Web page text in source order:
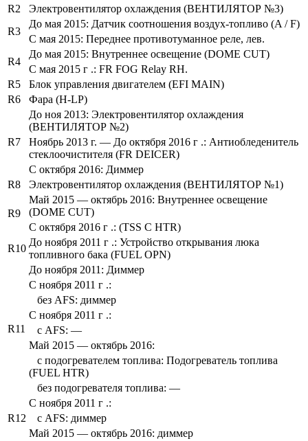
R2
Электровентилятор охлаждения (ВЕНТИЛЯТОР №3)
R3
До мая 2015: Датчик соотношения воздух-топливо (A / F)
С мая 2015: Переднее противотуманное реле, лев.
R4
До мая 2015: Внутреннее освещение (DOME CUT)
С мая 2015 г .: FR FOG Relay RH.
R5
Блок управления двигателем (EFI MAIN)
R6
Фара (H-LP)
R7
До ноя 2013: Электровентилятор охлаждения
(ВЕНТИЛЯТОР №2)
Ноябрь 2013 г. — До октября 2016 г .: Антиобледенитель
стеклоочистителя (FR DEICER)
С октября 2016: Диммер
R8
Электровентилятор охлаждения (ВЕНТИЛЯТОР №1)
R9
Май 2015 — октябрь 2016: Внутреннее освещение
(DOME CUT)
С октября 2016 г .: (TSS C HTR)
R10
До ноября 2011 г .: Устройство открывания люка
топливного бака (FUEL OPN)
R11
До ноября 2011: Диммер
С ноября 2011 г .:
без AFS: диммер
С ноября 2011 г .:
с AFS: —
Май 2015 — октябрь 2016:
с подогревателем топлива: Подогреватель топлива
(FUEL HTR)
без подогревателя топлива: —
R12
С ноября 2011 г .:
с AFS: диммер
Май 2015 — октябрь 2016: диммер